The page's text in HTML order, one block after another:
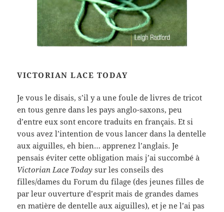
VICTORIAN LACE TODAY
Je vous le disais, s’il y a une foule de livres de tricot
en tous genre dans les pays anglo-saxons, peu
d’entre eux sont encore traduits en français. Et si
vous avez l’intention de vous lancer dans la dentelle
aux aiguilles, eh bien… apprenez l’anglais. Je
pensais éviter cette obligation mais j’ai succombé à
Victorian Lace Today sur les conseils des
filles/dames du Forum du filage (des jeunes filles de
par leur ouverture d’esprit mais de grandes dames
en matière de dentelle aux aiguilles), et je ne l’ai pas